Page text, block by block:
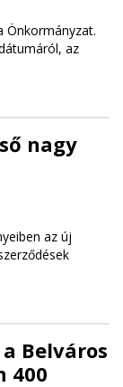
Önkormányzat.
az
nagy
az új
Belváros
400